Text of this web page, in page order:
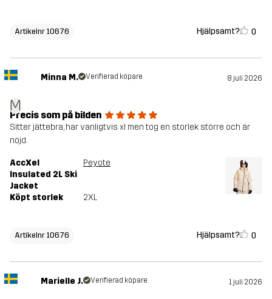
Artikelnr 10676 Hjälpsamt? 0
M
Minna M. Verifierad köpare 8 juli 2026
Precis som på bilden
Sitter jättebra, har vanligtvis xl men tog en storlek större och är
nöjd.
AccXel
Insulated 2L Ski
Jacket
Peyote
Köpt storlek 2XL
Artikelnr 10676 Hjälpsamt? 0
Marielle J. Verifierad köpare 1 juli 2026